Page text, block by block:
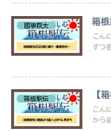
國學院大 箱
こん
ずつ
箱根駅伝 【
こん
から